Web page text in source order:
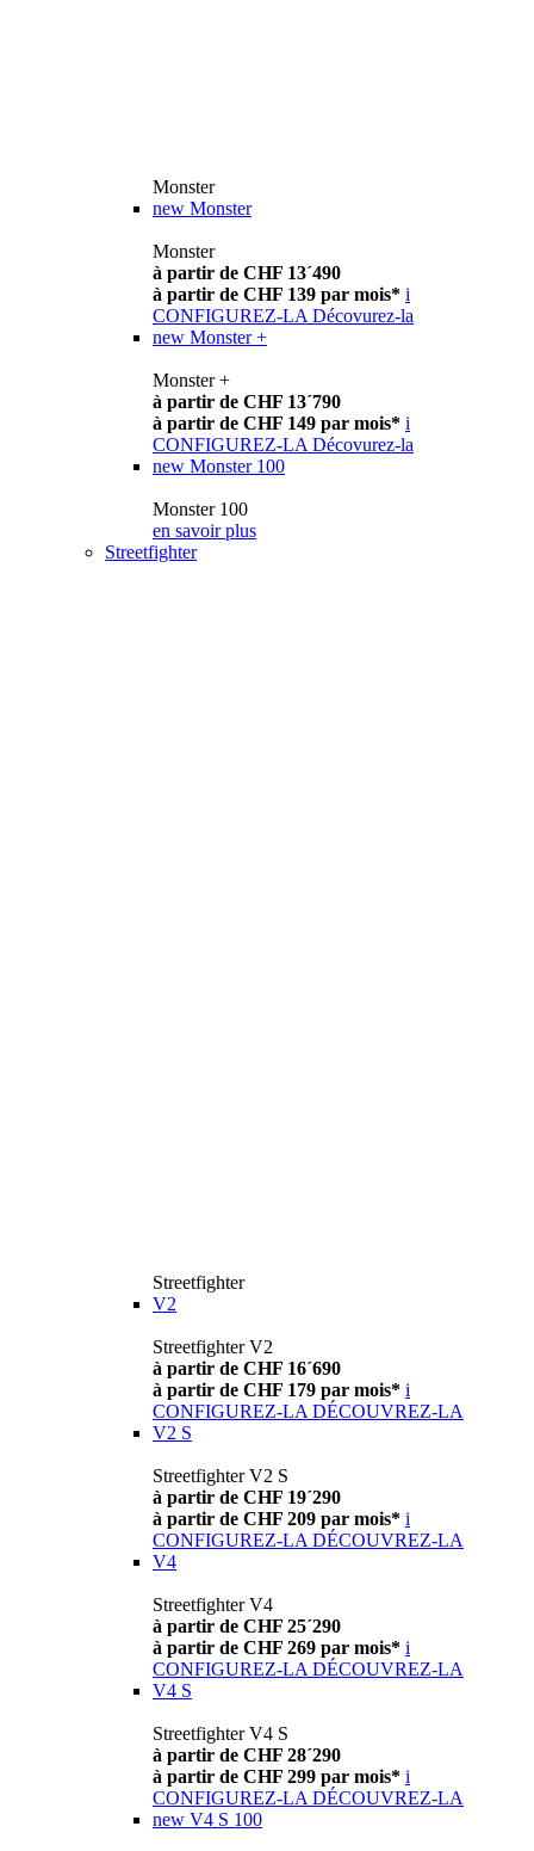
Monster
new Monster
Monster
à partir de CHF 13´490
à partir de CHF 139 par mois* i
CONFIGUREZ-LA Décovurez-la
new Monster +
Monster +
à partir de CHF 13´790
à partir de CHF 149 par mois* i
CONFIGUREZ-LA Décovurez-la
new Monster 100
Monster 100
en savoir plus
Streetfighter
Streetfighter
V2
Streetfighter V2
à partir de CHF 16´690
à partir de CHF 179 par mois* i
CONFIGUREZ-LA DÉCOUVREZ-LA
V2 S
Streetfighter V2 S
à partir de CHF 19´290
à partir de CHF 209 par mois* i
CONFIGUREZ-LA DÉCOUVREZ-LA
V4
Streetfighter V4
à partir de CHF 25´290
à partir de CHF 269 par mois* i
CONFIGUREZ-LA DÉCOUVREZ-LA
V4 S
Streetfighter V4 S
à partir de CHF 28´290
à partir de CHF 299 par mois* i
CONFIGUREZ-LA DÉCOUVREZ-LA
new V4 S 100